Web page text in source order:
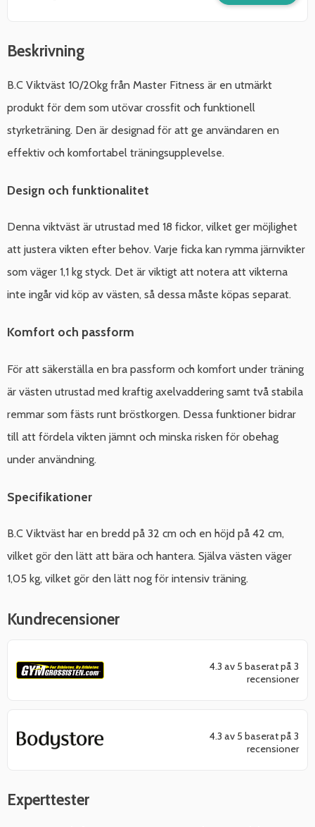
Beskrivning
B.C Viktväst 10/20kg från Master Fitness är en utmärkt
produkt för dem som utövar crossfit och funktionell
styrketräning. Den är designad för att ge användaren en
effektiv och komfortabel träningsupplevelse.
Design och funktionalitet
Denna viktväst är utrustad med 18 fickor, vilket ger möjlighet
att justera vikten efter behov. Varje ficka kan rymma järnvikter
som väger 1,1 kg styck. Det är viktigt att notera att vikterna
inte ingår vid köp av västen, så dessa måste köpas separat.
Komfort och passform
För att säkerställa en bra passform och komfort under träning
är västen utrustad med kraftig axelvaddering samt två stabila
remmar som fästs runt bröstkorgen. Dessa funktioner bidrar
till att fördela vikten jämnt och minska risken för obehag
under användning.
Specifikationer
B.C Viktväst har en bredd på 32 cm och en höjd på 42 cm,
vilket gör den lätt att bära och hantera. Själva västen väger
1,05 kg, vilket gör den lätt nog för intensiv träning.
Kundrecensioner
4.3 av 5 baserat på 3
recensioner
4.3 av 5 baserat på 3
recensioner
Experttester